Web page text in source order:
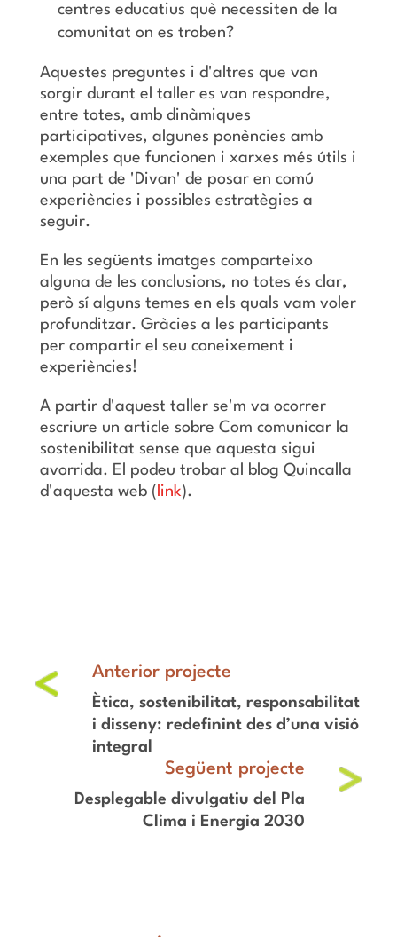
centres educatius què necessiten de la
comunitat on es troben?
Aquestes preguntes i d'altres que van
sorgir durant el taller es van respondre,
entre totes, amb dinàmiques
participatives, algunes ponències amb
exemples que funcionen i xarxes més útils i
una part de 'Divan' de posar en comú
experiències i possibles estratègies a
seguir.
En les següents imatges comparteixo
alguna de les conclusions, no totes és clar,
però sí alguns temes en els quals vam voler
profunditzar. Gràcies a les participants
per compartir el seu coneixement i
experiències!
A partir d'aquest taller se'm va ocorrer
escriure un article sobre Com comunicar la
sostenibilitat sense que aquesta sigui
avorrida. El podeu trobar al blog Quincalla
d'aquesta web ( link).
Ètica, sostenibilitat, responsabilitat
i disseny: redefinint des d’una visió
integral
Desplegable divulgatiu del Pla
Clima i Energia 2030